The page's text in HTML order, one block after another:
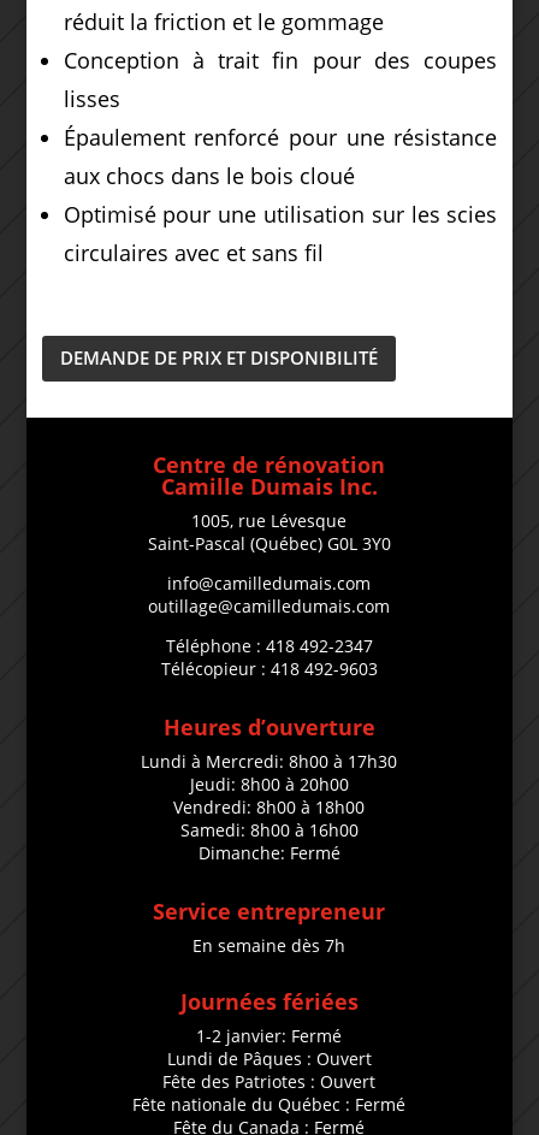
réduit la friction et le gommage
Conception à trait fin pour des coupes
lisses
Épaulement renforcé pour une résistance
aux chocs dans le bois cloué
Optimisé pour une utilisation sur les scies
circulaires avec et sans fil
DEMANDE DE PRIX ET DISPONIBILITÉ
Centre de rénovation
Camille Dumais Inc.
1005, rue Lévesque
Saint-Pascal (Québec) G0L 3Y0
info@camilledumais.com
outillage@camilledumais.com
Téléphone : 418 492-2347
Télécopieur : 418 492-9603
Heures d’ouverture
Lundi à Mercredi: 8h00 à 17h30
Jeudi: 8h00 à 20h00
Vendredi: 8h00 à 18h00
Samedi: 8h00 à 16h00
Dimanche: Fermé
Service entrepreneur
En semaine dès 7h
Journées fériées
1-2 janvier: Fermé
Lundi de Pâques : Ouvert
Fête des Patriotes : Ouvert
Fête nationale du Québec : Fermé
Fête du Canada : Fermé